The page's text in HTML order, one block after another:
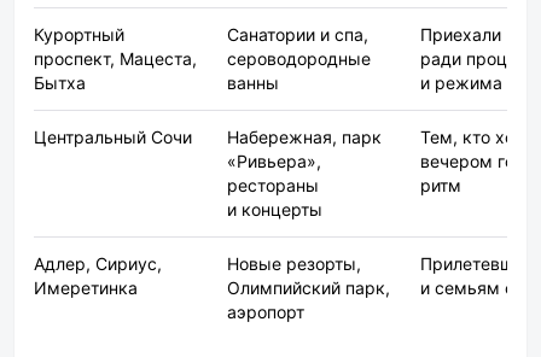
Курортный
проспект, Мацеста,
Бытха
Санатории и спа,
сероводородные
ванны
Приехали
ради
и режима
Центральный Сочи
Набережная, парк
«Ривьера»,
рестораны
и концерты
Тем, кто хочет
вечером
ритм
Адлер, Сириус,
Имеретинка
Новые резорты,
Олимпийский парк,
аэропорт
Прилетевшим
и семьям с